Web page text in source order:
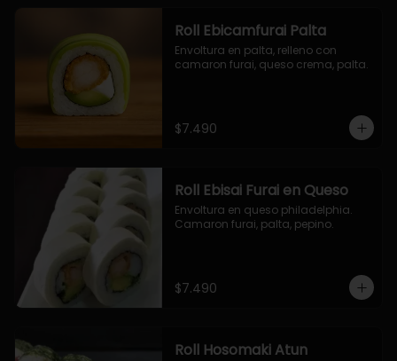
Roll Ebicamfurai Palta
Envoltura en palta, relleno con
camaron furai, queso crema, palta.
$7.490
Roll Ebisai Furai en Queso
Envoltura en queso philadelphia.
Camaron furai, palta, pepino.
$7.490
Roll Hosomaki Atun